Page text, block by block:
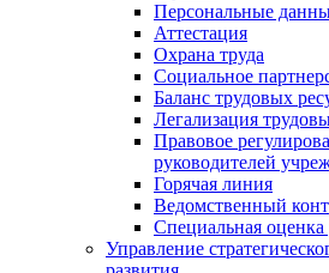
Персональные
Аттестация
Охрана труда
Социальное
Баланс трудовых
Легализация
Правовое
руководителей
Горячая линия
Ведомственный
Специальная оценка
Управление